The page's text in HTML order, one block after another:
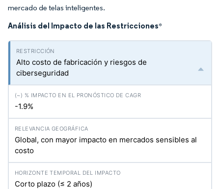
mercado de telas inteligentes.
Análisis del Impacto de las Restricciones*
Alto costo de fabricación y riesgos de
ciberseguridad
-1.9%
Global, con mayor impacto en mercados sensibles al
costo
Corto plazo (≤ 2 años)